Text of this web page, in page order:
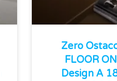
Zero
FLOOR
Design A